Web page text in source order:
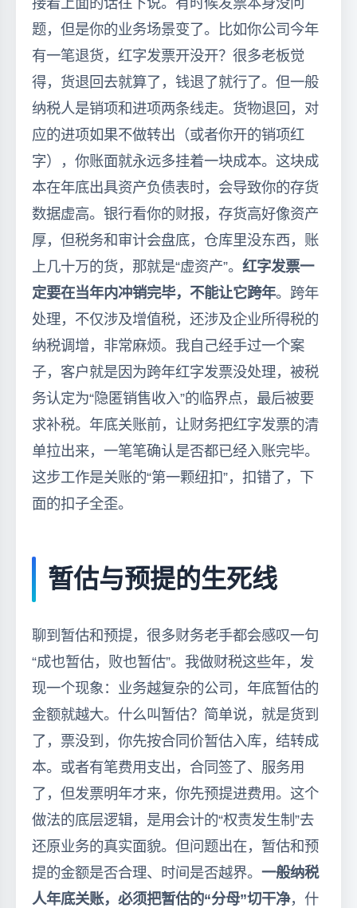
题，但是你的业务场景变了。比如你公司今年
有一笔退货，红字发票开没开？很多老板觉
得，货退回去就算了，钱退了就行了。但一般
纳税人是销项和进项两条线走。货物退回，对
应的进项如果不做转出（或者你开的销项红
字），你账面就永远多挂着一块成本。这块成
本在年底出具资产负债表时，会导致你的存货
数据虚高。银行看你的财报，存货高好像资产
厚，但税务和审计会盘底，仓库里没东西，账
上几十万的货，那就是“虚资产”。 红字发票一
定要在当年内冲销完毕，不能让它跨年。跨年
处理，不仅涉及增值税，还涉及企业所得税的
纳税调增，非常麻烦。我自己经手过一个案
子，客户就是因为跨年红字发票没处理，被税
务认定为“隐匿销售收入”的临界点，最后被要
求补税。年底关账前，让财务把红字发票的清
单拉出来，一笔笔确认是否都已经入账完毕。
这步工作是关账的“第一颗纽扣”，扣错了，下
面的扣子全歪。
暂估与预提的生死线
聊到暂估和预提，很多财务老手都会感叹一句
“成也暂估，败也暂估”。我做财税这些年，发
现一个现象：业务越复杂的公司，年底暂估的
金额就越大。什么叫暂估？简单说，就是货到
了，票没到，你先按合同价暂估入库，结转成
本。或者有笔费用支出，合同签了、服务用
了，但发票明年才来，你先预提进费用。这个
做法的底层逻辑，是用会计的“权责发生制”去
还原业务的真实面貌。但问题出在，暂估和预
提的金额是否合理、时间是否越界。 一般纳税
人年底关账，必须把暂估的“分母”切干净，什